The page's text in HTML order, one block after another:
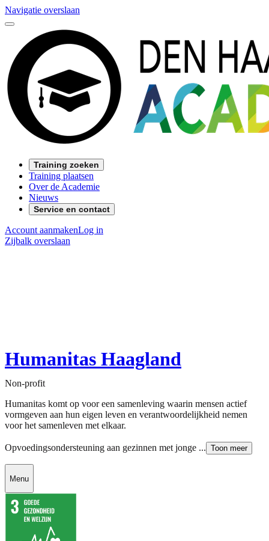
Navigatie overslaan
Training zoeken
Training plaatsen
Over de Academie
Nieuws
Service en contact
Account aanmakenLog in
Zijbalk overslaan
Humanitas Haagland
Non-profit
Humanitas komt op voor een samenleving waarin mensen actief
vormgeven aan hun eigen leven en verantwoordelijkheid nemen
voor het samenleven met elkaar.
Opvoedingsondersteuning aan gezinnen met jonge ... Toon meer
Menu